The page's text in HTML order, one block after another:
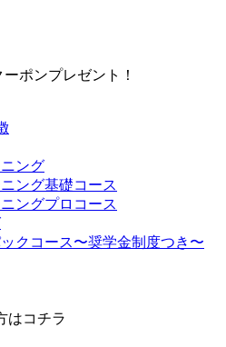
ング
ング基礎コース
ングプロコース
クコース〜奨学金制度つき〜